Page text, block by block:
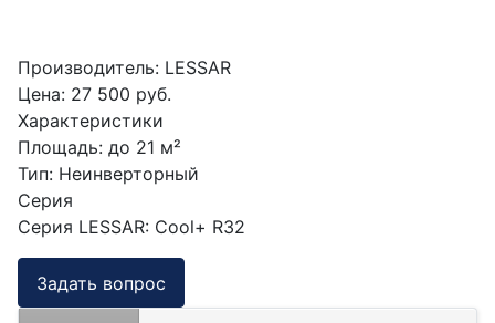
Производитель: LESSAR
Цена: 27 500 руб.
Характеристики
Площадь: до 21 м²
Тип: Неинверторный
Серия
Серия LESSAR: Cool+ R32
Задать вопрос